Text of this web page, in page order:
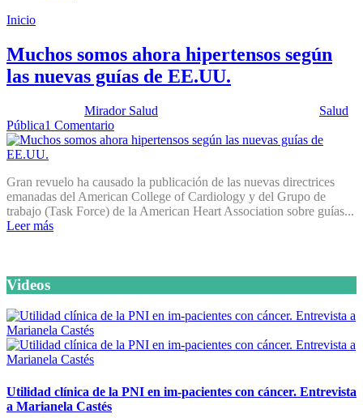
Inicio
Muchos somos ahora hipertensos según
las nuevas guías de EE.UU.
Mirador Salud
Salud
Pública1 Comentario
Gran revuelo ha causado la publicación de las nuevas directrices
emanadas del American College of Cardiology y del Grupo de
trabajo (Task Force) de la American Heart Association sobre guías...
Leer más
Videos
Utilidad clínica de la PNI en im-pacientes con cáncer. Entrevista
a Marianela Castés